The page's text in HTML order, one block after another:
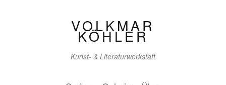
VOLKMAR
KÖHLER
Kunst- & Literaturwerkstatt